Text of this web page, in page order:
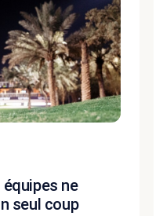
ne
seul coup